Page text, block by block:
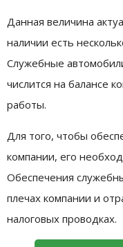
Данная величина
наличии есть
Служебные
числится на балансе
работы.
Для того, чтобы
компании, его
Обеспечения
плечах компании и
налоговых проводках.